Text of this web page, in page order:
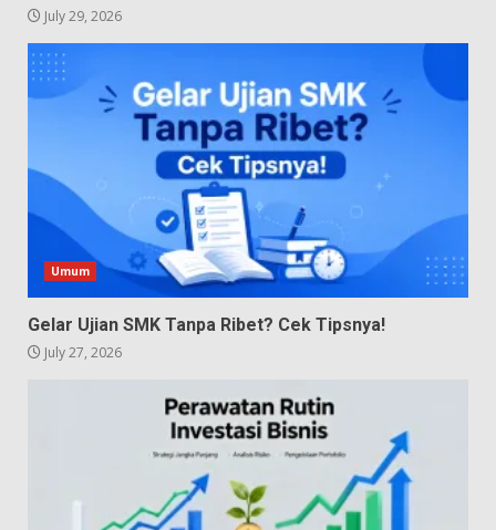
July 29, 2026
Umum
Gelar Ujian SMK Tanpa Ribet? Cek Tipsnya!
July 27, 2026